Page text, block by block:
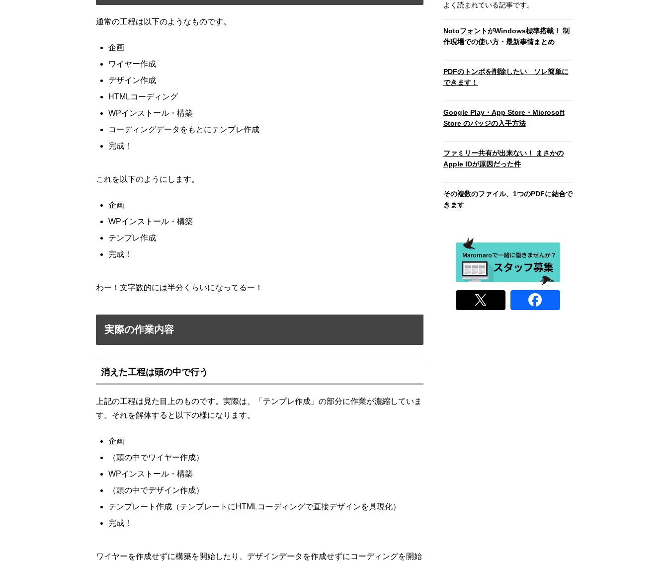
通常の工程は以下のようなものです。
企画
ワイヤー作成
デザイン作成
HTMLコーディング
WPインストール・構築
コーディングデータをもとにテンプレ作成
完成！
これを以下のようにします。
企画
WPインストール・構築
テンプレ作成
完成！
わー！文字数的には半分くらいになってるー！
実際の作業内容
消えた工程は頭の中で行う
上記の工程は見た目上のものです。実際は、「テンプレ作成」の部分に作業が濃縮していま
す。それを解体すると以下の様になります。
企画
（頭の中でワイヤー作成）
WPインストール・構築
（頭の中でデザイン作成）
テンプレート作成（テンプレートにHTMLコーディングで直接デザインを具現化）
完成！
ワイヤーを作成せずに構築を開始したり、デザインデータを作成せずにコーディングを開始
よく読まれている記事です。
NotoフォントがWindows標準搭載！ 制
作現場での使い方・最新事情まとめ
PDFのトンボを削除したい ソレ簡単に
できます！
Google Play・App Store・Microsoft
Store のバッジの入手方法
ファミリー共有が出来ない！ まさかの
Apple IDが原因だった件
その複数のファイル、1つのPDFに結合で
きます